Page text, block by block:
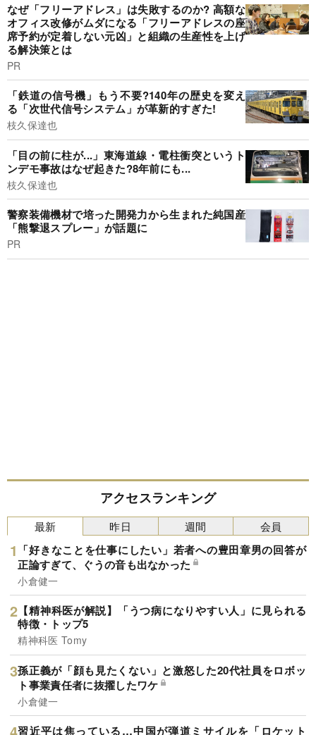
なぜ「フリーアドレス」は失敗するのか? 高額な
オフィス改修がムダになる「フリーアドレスの座
席予約が定着しない元凶」と組織の生産性を上げ
る解決策とは
PR
「鉄道の信号機」もう不要?140年の歴史を変え
る「次世代信号システム」が革新的すぎた!
枝久保達也
「目の前に柱が...」東海道線・電柱衝突というト
ンデモ事故はなぜ起きた?8年前にも...
枝久保達也
警察装備機材で培った開発力から生まれた純国産
「熊撃退スプレー」が話題に
PR
アクセスランキング
最新
「好きなことを仕事にしたい」若者への豊田章男の回答が
正論すぎて、ぐうの音も出なかった
小倉健一
【精神科医が解説】「うつ病になりやすい人」に見られる
特徴・トップ5
精神科医 Tomy
孫正義が「顔も見たくない」と激怒した20代社員をロボッ
ト事業責任者に抜擢したワケ
小倉健一
習近平は焦っている…中国が弾道ミサイルを「ロケット
昨日 週間 会員